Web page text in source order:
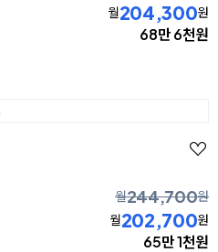
월204,300원
68만 6천원
월244,700원
월202,700원
65만 1천원